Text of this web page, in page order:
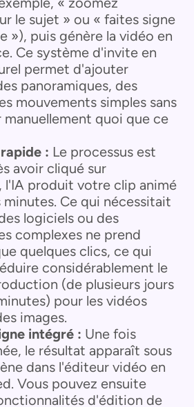
le sujet » ou « faites signe
»), puis génère la vidéo en
Ce système d'invite en
permet d'ajouter
panoramiques, des
mouvements simples sans
manuellement quoi que ce
: Le processus est
avoir cliqué sur
l'IA produit votre clip animé
minutes. Ce qui nécessitait
logiciels ou des
complexes ne prend
quelques clics, ce qui
considérablement le
(de plusieurs jours
pour les vidéos
images.
intégré : Une fois
le résultat apparaît sous
dans l'éditeur vidéo en
Vous pouvez ensuite
d'édition de